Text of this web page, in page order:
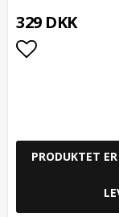
329 DKK
PRODUKTET